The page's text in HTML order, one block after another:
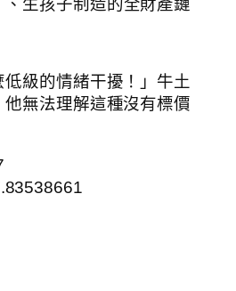
生孩子制造的全財產鏈
低級的情緒干擾！」牛土
無法理解這種沒有標價